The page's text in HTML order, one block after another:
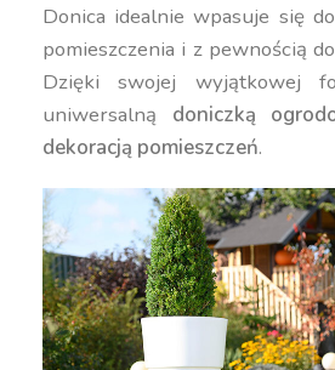
Donica idealnie wpasuje się
pomieszczenia i z pewnością
Dzięki swojej wyjątkowej
uniwersalną doniczką
dekoracją pomieszczeń.